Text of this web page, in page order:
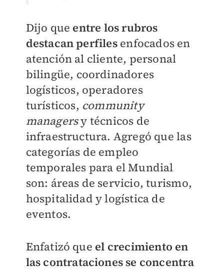
Dijo que entre los rubros
destacan perfilesenfocados en
atención al cliente, personal
bilingüe, coordinadores
logísticos, operadores
turísticos, community
managersy técnicos de
infraestructura. Agregó que las
categorías de empleo
temporales para el Mundial
son: áreas de servicio, turismo,
hospitalidad y logística de
eventos.
Enfatizó que el crecimiento en
las contrataciones se concentra